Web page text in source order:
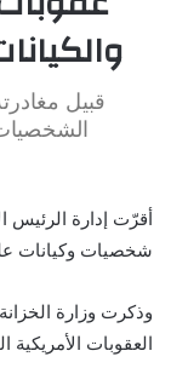
قبيل
أقرّت إدارة
شخصيات وكيانات
العقوبات الأمريكية